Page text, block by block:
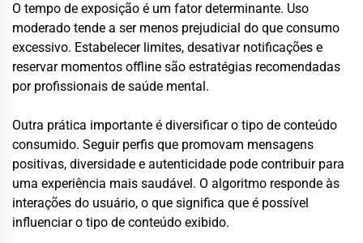
O tempo de exposição é um fator determinante. Uso
moderado tende a ser menos prejudicial do que consumo
excessivo. Estabelecer limites, desativar notificações e
reservar momentos offline são estratégias recomendadas
por profissionais de saúde mental.
Outra prática importante é diversificar o tipo de conteúdo
consumido. Seguir perfis que promovam mensagens
positivas, diversidade e autenticidade pode contribuir para
uma experiência mais saudável. O algoritmo responde às
interações do usuário, o que significa que é possível
influenciar o tipo de conteúdo exibido.